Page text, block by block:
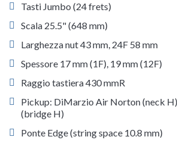
Tasti Jumbo (24 frets)
Scala 25.5" (648 mm)
Larghezza nut 43 mm, 24F 58 mm
Spessore 17 mm (1F), 19 mm (12F)
Raggio tastiera 430 mmR
Pickup: DiMarzio Air Norton (neck
(bridge H)
Ponte Edge (string space 10.8 mm)